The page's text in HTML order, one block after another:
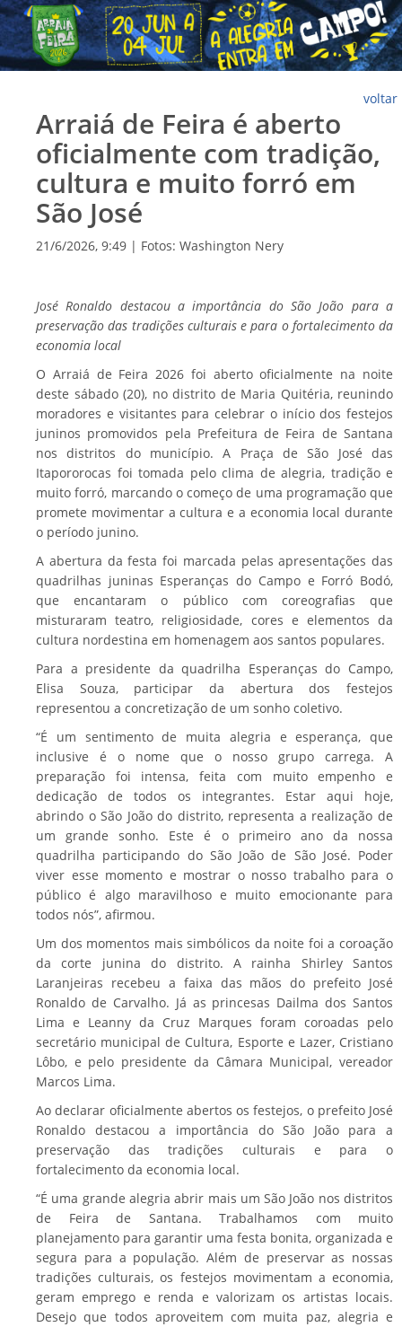
voltar
Arraiá de Feira é aberto
oficialmente com tradição,
cultura e muito forró em
São José
21/6/2026, 9:49 | Fotos: Washington Nery
José Ronaldo destacou a importância do São João para a
preservação das tradições culturais e para o fortalecimento da
economia local
O Arraiá de Feira 2026 foi aberto oficialmente na noite
deste sábado (20), no distrito de Maria Quitéria, reunindo
moradores e visitantes para celebrar o início dos festejos
juninos promovidos pela Prefeitura de Feira de Santana
nos distritos do município. A Praça de São José das
Itapororocas foi tomada pelo clima de alegria, tradição e
muito forró, marcando o começo de uma programação que
promete movimentar a cultura e a economia local durante
o período junino.
A abertura da festa foi marcada pelas apresentações das
quadrilhas juninas Esperanças do Campo e Forró Bodó,
que encantaram o público com coreografias que
misturaram teatro, religiosidade, cores e elementos da
cultura nordestina em homenagem aos santos populares.
Para a presidente da quadrilha Esperanças do Campo,
Elisa Souza, participar da abertura dos festejos
representou a concretização de um sonho coletivo.
“É um sentimento de muita alegria e esperança, que
inclusive é o nome que o nosso grupo carrega. A
preparação foi intensa, feita com muito empenho e
dedicação de todos os integrantes. Estar aqui hoje,
abrindo o São João do distrito, representa a realização de
um grande sonho. Este é o primeiro ano da nossa
quadrilha participando do São João de São José. Poder
viver esse momento e mostrar o nosso trabalho para o
público é algo maravilhoso e muito emocionante para
todos nós”, afirmou.
Um dos momentos mais simbólicos da noite foi a coroação
da corte junina do distrito. A rainha Shirley Santos
Laranjeiras recebeu a faixa das mãos do prefeito José
Ronaldo de Carvalho. Já as princesas Dailma dos Santos
Lima e Leanny da Cruz Marques foram coroadas pelo
secretário municipal de Cultura, Esporte e Lazer, Cristiano
Lôbo, e pelo presidente da Câmara Municipal, vereador
Marcos Lima.
Ao declarar oficialmente abertos os festejos, o prefeito José
Ronaldo destacou a importância do São João para a
preservação das tradições culturais e para o
fortalecimento da economia local.
“É uma grande alegria abrir mais um São João nos distritos
de Feira de Santana. Trabalhamos com muito
planejamento para garantir uma festa bonita, organizada e
segura para a população. Além de preservar as nossas
tradições culturais, os festejos movimentam a economia,
geram emprego e renda e valorizam os artistas locais.
Desejo que todos aproveitem com muita paz, alegria e